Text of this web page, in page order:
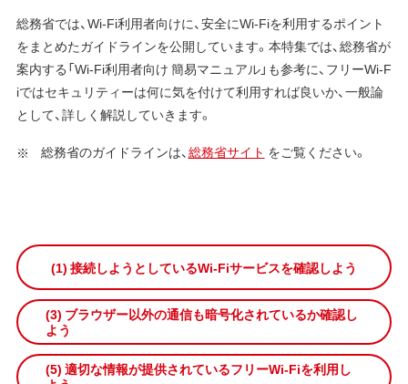
総務省では、Wi-Fi利用者向けに、安全にWi-Fiを利用するポイント
をまとめたガイドラインを公開しています。本特集では、総務省が
案内する「Wi-Fi利用者向け 簡易マニュアル」も参考に、フリーWi-F
iではセキュリティーは何に気を付けて利用すれば良いか、一般論
として、詳しく解説していきます。
総務省のガイドラインは、総務省サイト をご覧ください。
(1) 接続しようとしているWi-Fiサービスを確認しよう
(3) ブラウザー以外の通信も暗号化されているか確認し
よう
(5) 適切な情報が提供されているフリーWi-Fiを利用し